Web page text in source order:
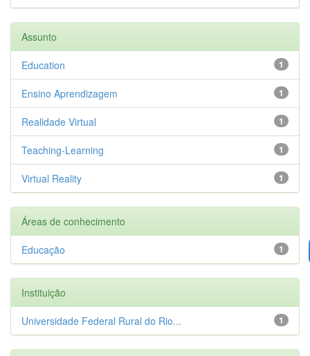
Assunto
1
Education
1
Ensino Aprendizagem
1
Realidade Virtual
1
Teaching-Learning
1
Virtual Reality
Áreas de conhecimento
1
Educação
Instituição
1
Universidade Federal Rural do Rio...